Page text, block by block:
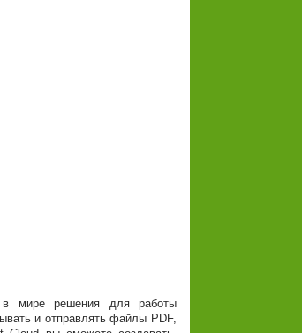
мире решения для работы
и отправлять файлы PDF,